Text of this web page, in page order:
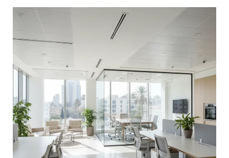
מהפכת
העסקית:
תשדרגו
נראות
החברה
והרווחה
הארגונית